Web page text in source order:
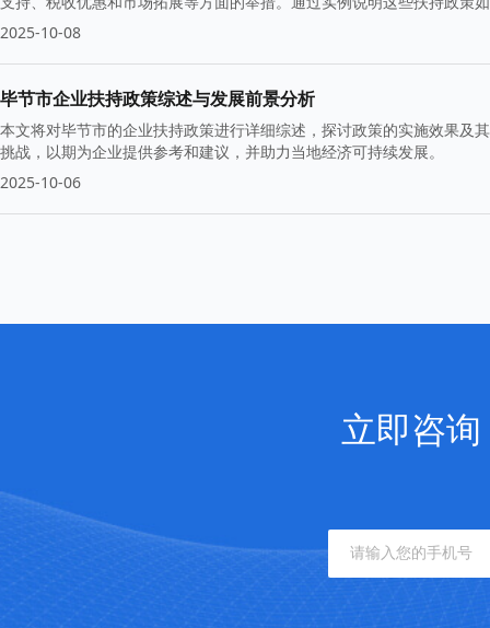
2025-10-08
毕节市企业扶持政策综述与发展前景分析
本文将对毕节市的企业扶持政策进行详细综述，探讨政策的实施效果及
挑战，以期为企业提供参考和建议，并助力当地经济可持续发展。
2025-10-06
立即咨